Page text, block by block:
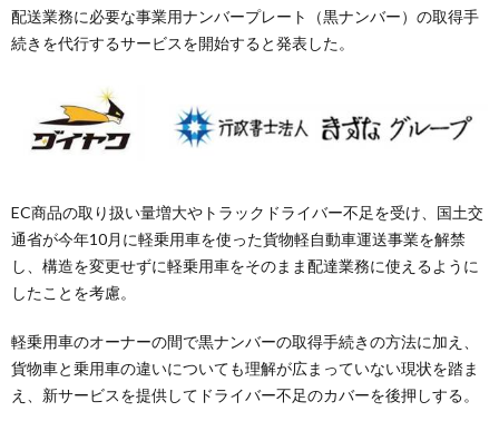
配送業務に必要な事業用ナンバープレート（黒ナンバー）の取得手
続きを代行するサービスを開始すると発表した。
EC商品の取り扱い量増大やトラックドライバー不足を受け、国土交
通省が今年10月に軽乗用車を使った貨物軽自動車運送事業を解禁
し、構造を変更せずに軽乗用車をそのまま配達業務に使えるように
したことを考慮。
軽乗用車のオーナーの間で黒ナンバーの取得手続きの方法に加え、
貨物車と乗用車の違いについても理解が広まっていない現状を踏ま
え、新サービスを提供してドライバー不足のカバーを後押しする。